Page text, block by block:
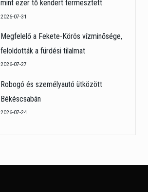
mint ezer tő kendert termesztett
2026-07-31
Megfelelő a Fekete-Körös vízminősége,
feloldották a fürdési tilalmat
2026-07-27
Robogó és személyautó ütközött
Békéscsabán
2026-07-24